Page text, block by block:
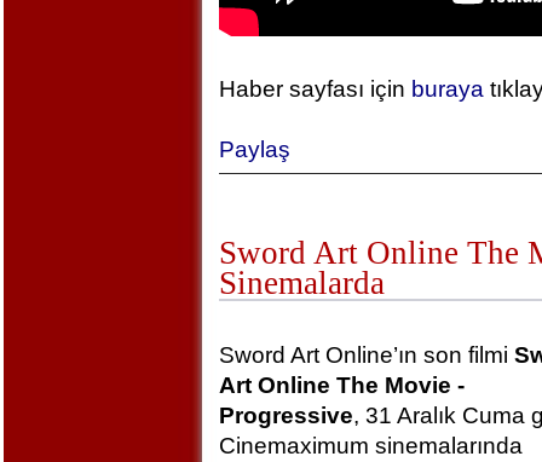
Haber sayfası için buraya
Paylaş
Sword Art Online The
Sinemalarda
Sword Art Online’ın son filmi
Art Online The Movie -
Progressive, 31 Aralık Cuma
Cinemaximum sinemalarında